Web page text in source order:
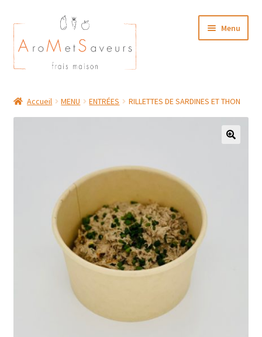
Aller
à
la
navigation
Aller
au
contenu
Menu
Plat du Jour/ Menu Week end
Accueil MENU ENTRÉES RILLETTES DE SARDINES ET THON